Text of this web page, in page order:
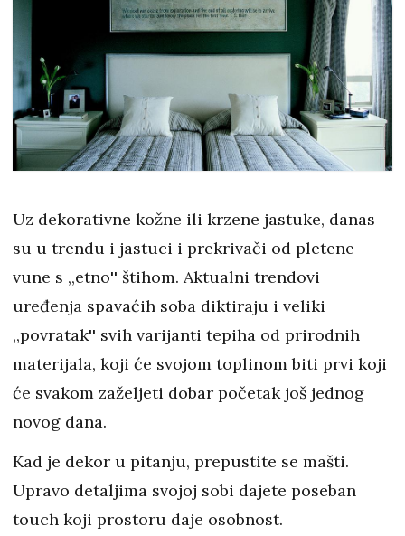
Uz dekorativne kožne ili krzene jastuke, danas
su u trendu i jastuci i prekrivači od pletene
vune s ,,etno'' štihom. Aktualni trendovi
uređenja spavaćih soba diktiraju i veliki
,,povratak'' svih varijanti tepiha od prirodnih
materijala, koji će svojom toplinom biti prvi koji
će svakom zaželjeti dobar početak još jednog
novog dana.
Kad je dekor u pitanju, prepustite se mašti.
Upravo detaljima svojoj sobi dajete poseban
touch koji prostoru daje osobnost.